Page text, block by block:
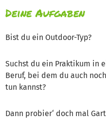
Deine Aufgaben
Bist du ein Outdoor-Typ?
Suchst du ein Praktikum in
Beruf, bei dem du auch
tun kannst?
Dann probier‘ doch mal